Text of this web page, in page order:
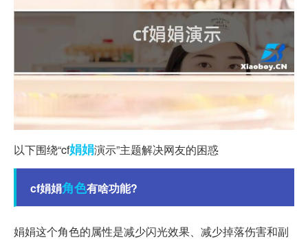
以下围绕“cf娟娟演示”主题解决网友的困惑
cf娟娟角色有啥功能?
娟娟这个角色的属性是减少闪光效果、减少掉落伤害和副